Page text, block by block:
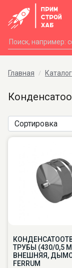
Главная Каталог
ТРУБЫ (430/0,5
ВНЕШНЯЯ,
FERRUM